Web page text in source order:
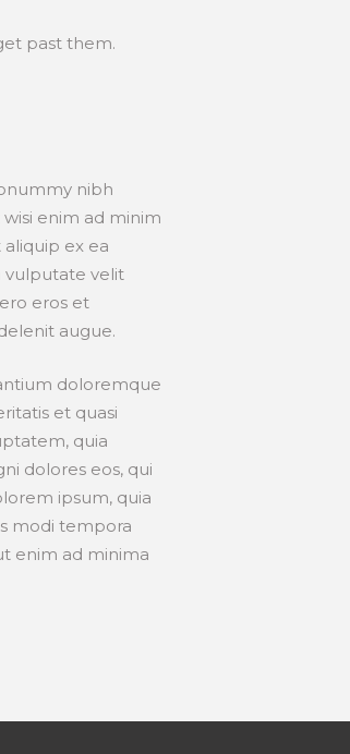
past them.
nibh
enim ad minim
ex ea
vulputate velit
eros et
augue.
doloremque
et quasi
quia
dolores eos, qui
ipsum, quia
modi tempora
enim ad minima